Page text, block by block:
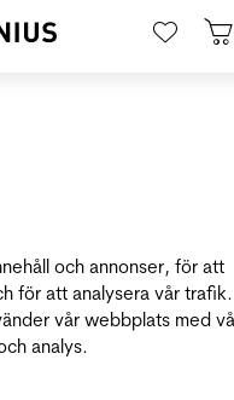
och annonser, för att
för att analysera vår
vår webbplats med
analys.